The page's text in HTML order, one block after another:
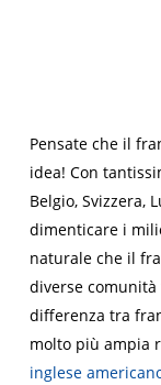
Pensate che il
idea! Con
Belgio, Svizzera,
dimenticare i
naturale che il
diverse comunità
differenza tra
molto più ampia
inglese